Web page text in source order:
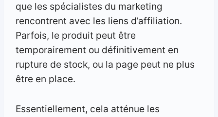
que les spécialistes du marketing
rencontrent avec les liens d’affiliation.
Parfois, le produit peut être
temporairement ou définitivement en
rupture de stock, ou la page peut ne plus
être en place.
Essentiellement, cela atténue les